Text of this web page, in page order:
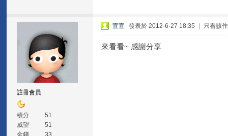
註冊會員
積分
51
威望
51
宣宣 發表於 2012-6-27 18:35 只看該
來看看~ 感謝分享